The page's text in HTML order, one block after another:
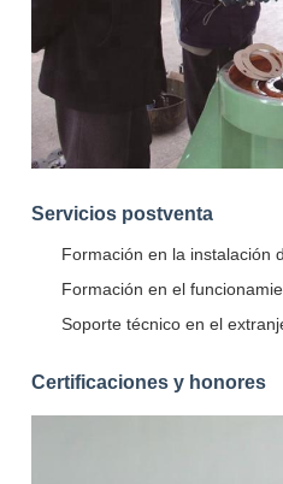
Servicios postventa
Formación en la instalación
Formación en el
Soporte técnico en el
Certificaciones y honores